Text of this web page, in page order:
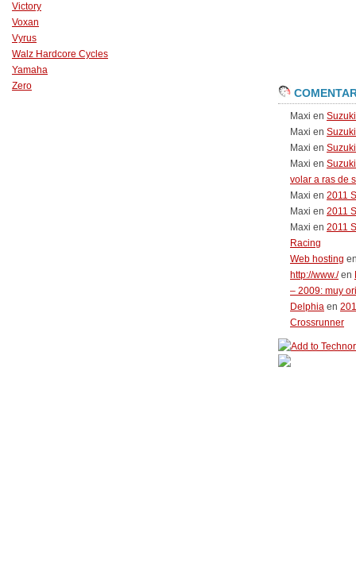
Victory
Voxan
Vyrus
Walz Hardcore Cycles
Yamaha
Zero
Maxi en
Maxi en
Maxi en
Maxi en
volar a ras de
Maxi en 2011
Maxi en 2011
Maxi en 2011
Racing
Web hosting
http://www./en
– 2009: muy
Delphia en
Crossrunner